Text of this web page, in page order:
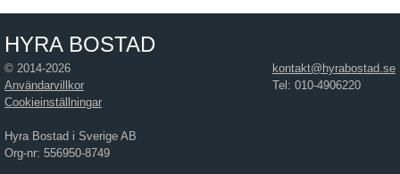
HYRA BOSTAD
kontakt@hyrabostad.se
Tel: 010-4906220
© 2014-2026
Användarvillkor
Cookieinställningar
Hyra Bostad i Sverige AB
Org-nr: 556950-8749